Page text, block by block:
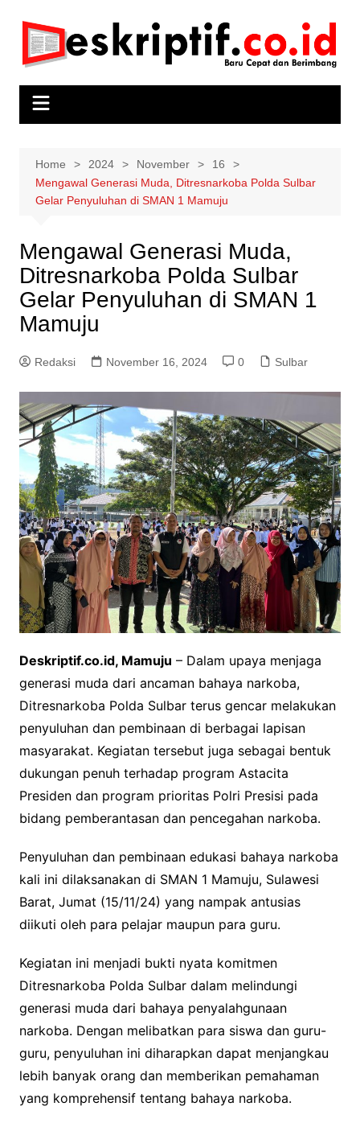
content
Home 2024 November
16
Mengawal Generasi Muda, Ditresnarkoba Polda Sulbar
Gelar Penyuluhan di SMAN 1 Mamuju
Mengawal Generasi Muda,
Ditresnarkoba Polda Sulbar
Gelar Penyuluhan di SMAN 1
Mamuju
Redaksi November 16, 2024 0 Sulbar
Deskriptif.co.id, Mamuju – Dalam upaya menjaga
generasi muda dari ancaman bahaya narkoba,
Ditresnarkoba Polda Sulbar terus gencar melakukan
penyuluhan dan pembinaan di berbagai lapisan
masyarakat. Kegiatan tersebut juga sebagai bentuk
dukungan penuh terhadap program Astacita
Presiden dan program prioritas Polri Presisi pada
bidang pemberantasan dan pencegahan narkoba.
Penyuluhan dan pembinaan edukasi bahaya narkoba
kali ini dilaksanakan di SMAN 1 Mamuju, Sulawesi
Barat, Jumat (15/11/24) yang nampak antusias
diikuti oleh para pelajar maupun para guru.
Kegiatan ini menjadi bukti nyata komitmen
Ditresnarkoba Polda Sulbar dalam melindungi
generasi muda dari bahaya penyalahgunaan
narkoba. Dengan melibatkan para siswa dan guru-
guru, penyuluhan ini diharapkan dapat menjangkau
lebih banyak orang dan memberikan pemahaman
yang komprehensif tentang bahaya narkoba.